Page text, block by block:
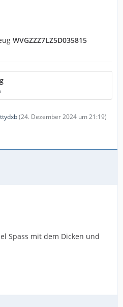
WVGZZZ7LZ5D035815
(24. Dezember 2024 um 21:19)
Spass mit dem Dicken und